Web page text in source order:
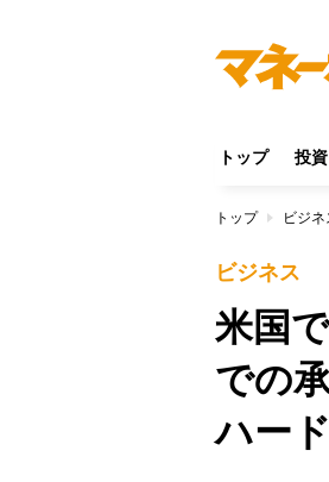
トップ 投資
トップ ビジネ
ビジネス
米国
での
ハー